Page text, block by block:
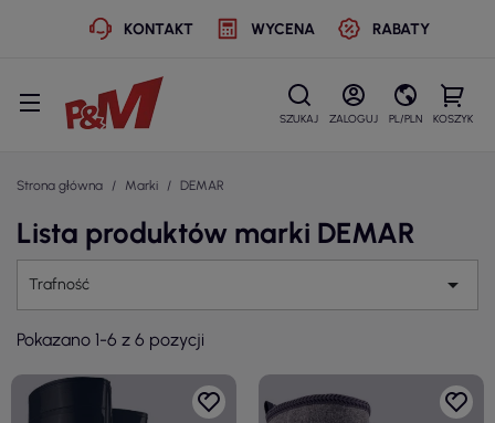
KONTAKT WYCENA RABATY
SZUKAJ ZALOGUJ PL/PLN KOSZYK
Strona główna Marki DEMAR
Lista produktów marki DEMAR
Trafność 
Pokazano 1-6 z 6 pozycji